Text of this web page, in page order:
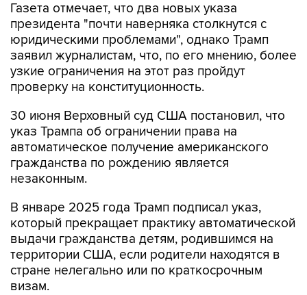
Газета отмечает, что два новых указа
президента "почти наверняка столкнутся с
юридическими проблемами", однако Трамп
заявил журналистам, что, по его мнению, более
узкие ограничения на этот раз пройдут
проверку на конституционность.
30 июня Верховный суд США постановил, что
указ Трампа об ограничении права на
автоматическое получение американского
гражданства по рождению является
незаконным.
В январе 2025 года Трамп подписал указ,
который прекращает практику автоматической
выдачи гражданства детям, родившимся на
территории США, если родители находятся в
стране нелегально или по краткосрочным
визам.